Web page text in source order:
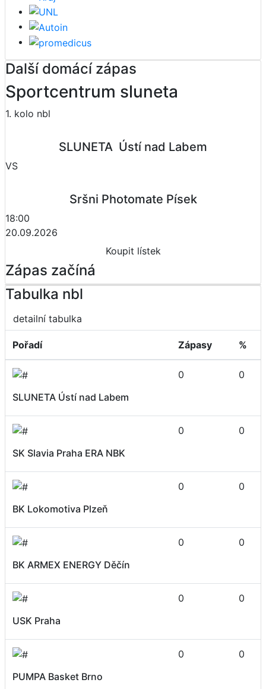
Další domácí zápas
Sportcentrum sluneta
1. kolo nbl
SLUNETA  Ústí nad Labem
VS
Sršni Photomate Písek
18:00
20.09.2026
Koupit lístek
Zápas začíná
Tabulka nbl
detailní tabulka
Pořadí Zápasy %
SLUNETA Ústí nad Labem
0 0
SK Slavia Praha ERA NBK
0 0
BK Lokomotiva Plzeň
0 0
BK ARMEX ENERGY Děčín
0 0
USK Praha
0 0
PUMPA Basket Brno
0 0